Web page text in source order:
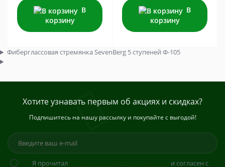
В
корзину
В
корзину
Фиберглассовая стремянка SevenBerg 5 ступеней Ф-105
Хотите узнавать первым об акциях и скидках?
Подпишитесь на нашу рассылку и покупайте с выгодой!
Я прочитал
и согласен с